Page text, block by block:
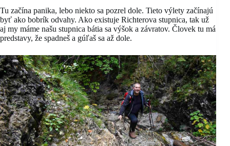
Tu začína panika, lebo niekto sa pozrel dole. Tieto výlety začínajú
byť ako bobrík odvahy. Ako existuje Richterova stupnica, tak už
aj my máme našu stupnica bátia sa výšok a závratov. Človek tu má
predstavy, že spadneš a gúľaš sa až dole.